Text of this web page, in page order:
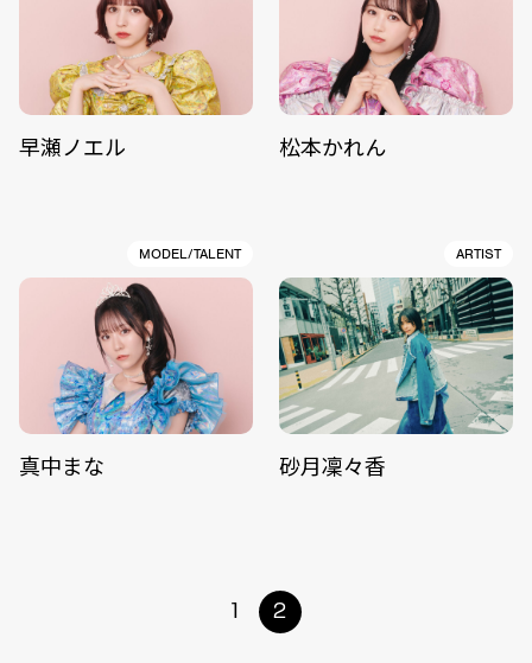
早瀬ノエル 松本かれん
MODEL/TALENT
真中まな
ARTIST
砂月凜々香
1 2